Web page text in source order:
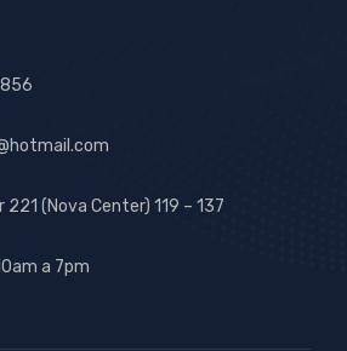
(Nova Center) 119 – 137
a 7pm